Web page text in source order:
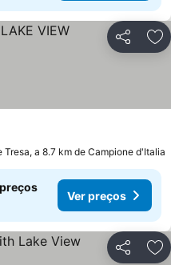
Partilhar
Tresa, a 8.7 km de Campione d'Italia
Ver preços
Partilhar